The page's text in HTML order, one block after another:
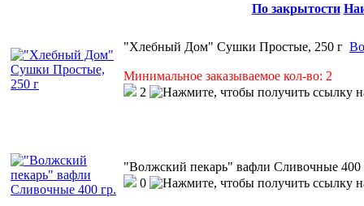
По закрытости
"Хлебный Дом" Сушки Простые, 250 г
Минимальное заказываемое кол-во: 2
2
"Волжский пекарь" вафли Сливочные 400
0